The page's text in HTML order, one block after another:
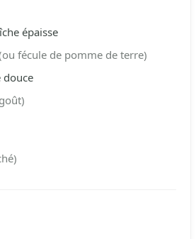
épaisse
fécule de pomme de terre)
douce